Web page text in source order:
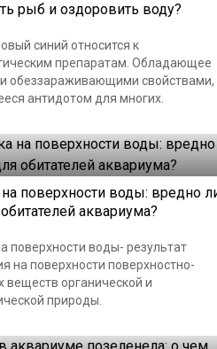
рыб и оздоровить воду?
синий относится к
препаратам. Обладающее
обеззараживающими свойствами,
антидотом для многих.
поверхности воды: вредно
аквариума?
поверхности воды- результат
на поверхности поверхностно-
веществ органической и
природы.